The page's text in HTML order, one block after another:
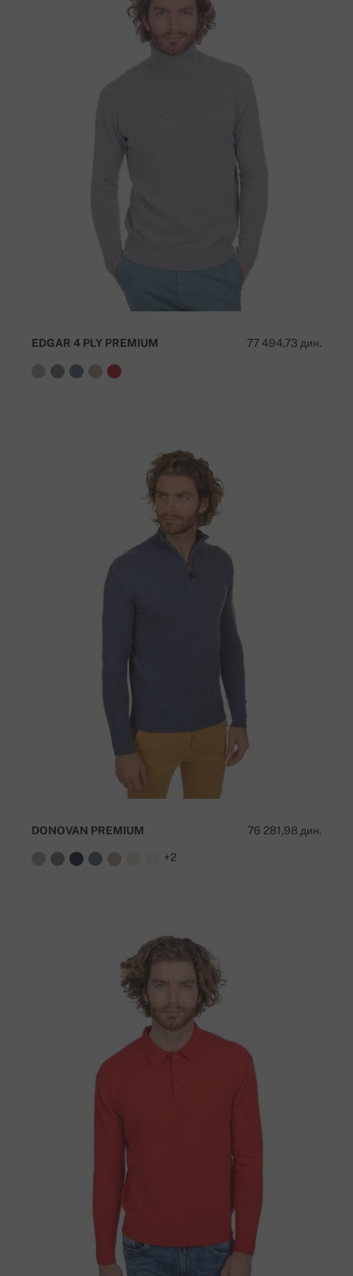
77 494,73 дин.
EDGAR 4 PLY PREMIUM
76 281,98 дин.
DONOVAN PREMIUM
+2